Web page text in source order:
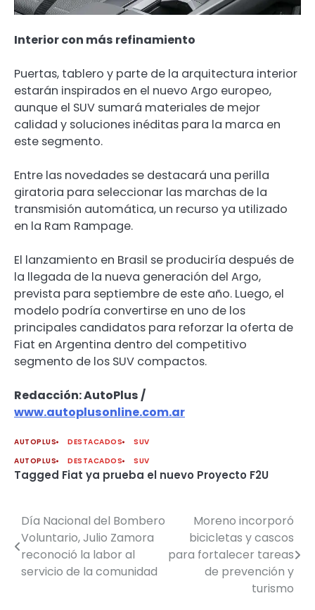
Interior con más refinamiento
Puertas, tablero y parte de la arquitectura interior
estarán inspirados en el nuevo Argo europeo,
aunque el SUV sumará materiales de mejor
calidad y soluciones inéditas para la marca en
este segmento.
Entre las novedades se destacará una perilla
giratoria para seleccionar las marchas de la
transmisión automática, un recurso ya utilizado
en la Ram Rampage.
El lanzamiento en Brasil se produciría después de
la llegada de la nueva generación del Argo,
prevista para septiembre de este año. Luego, el
modelo podría convertirse en uno de los
principales candidatos para reforzar la oferta de
Fiat en Argentina dentro del competitivo
segmento de los SUV compactos.
Redacción: AutoPlus /
www.autoplusonline.com.ar
AUTOPLUS DESTACADOS
SUV
AUTOPLUS
DESTACADOS SUV
Tagged Fiat ya prueba el nuevo Proyecto F2U
Navegación
de
entradas
Día Nacional del Bombero
Voluntario, Julio Zamora
reconoció la labor al
servicio de la comunidad
Moreno incorporó
bicicletas y cascos
para fortalecer tareas
de prevención y
turismo